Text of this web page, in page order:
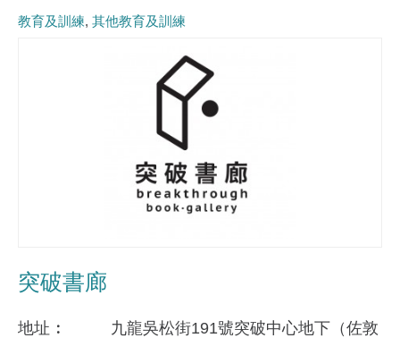
教育及訓練 其他教育及訓練
突破書廊
地址
九龍吳松街191號突破中心地下（佐敦